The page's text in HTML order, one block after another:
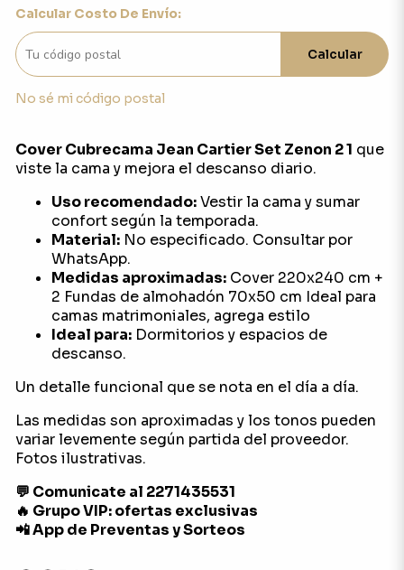
Calcular Costo De Envío:
Calcular
No sé mi código postal
Cover Cubrecama Jean Cartier Set Zenon 2 1 que
viste la cama y mejora el descanso diario.
Uso recomendado:Vestir la cama y sumar
confort según la temporada.
Material:No especificado. Consultar por
WhatsApp.
Medidas aproximadas:Cover 220x240 cm +
2 Fundas de almohadón 70x50 cm Ideal para
camas matrimoniales, agrega estilo
Ideal para:Dormitorios y espacios de
descanso.
Un detalle funcional que se nota en el día a día.
Las medidas son aproximadas y los tonos pueden
variar levemente según partida del proveedor.
Fotos ilustrativas.
💬 Comunicate al 2271435531
🔥 Grupo VIP: ofertas exclusivas
📲 App de Preventas y Sorteos